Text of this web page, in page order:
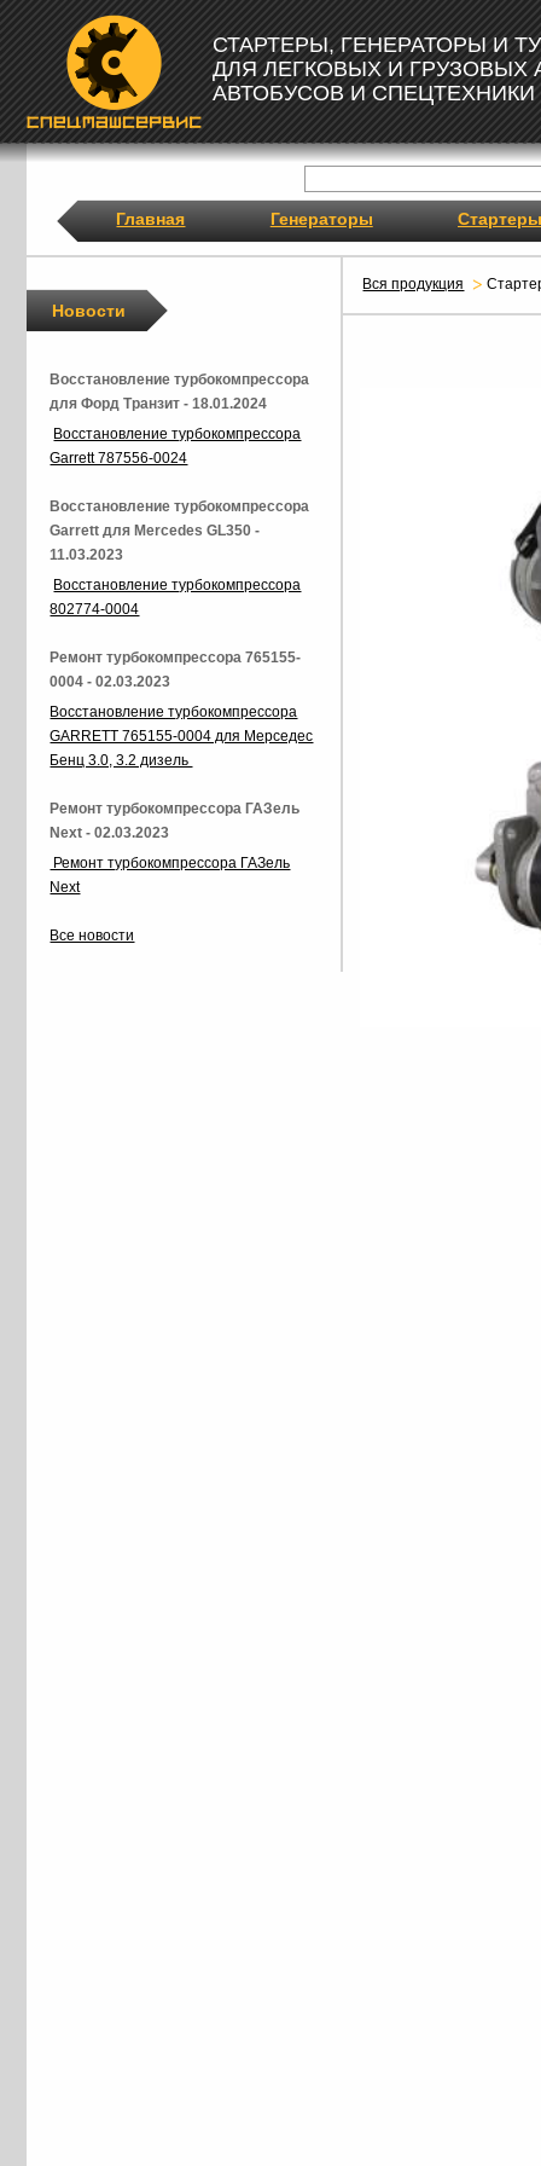
СТАРТЕРЫ, ГЕНЕРАТОРЫ И
ДЛЯ ЛЕГКОВЫХ И ГРУЗОВЫХ
АВТОБУСОВ И СПЕЦТЕХНИКИ
Главная Генераторы Стартеры
Вся продукция
Новости
Восстановление турбокомпрессора
для Форд Транзит - 18.01.2024
Восстановление турбокомпрессора
Garrett 787556-0024
Восстановление турбокомпрессора
Garrett для Mercedes GL350 -
11.03.2023
Восстановление турбокомпрессора
802774-0004
Ремонт турбокомпрессора 765155-
0004 - 02.03.2023
Восстановление турбокомпрессора
GARRETT 765155-0004 для Мерседес
Бенц 3.0, 3.2 дизель
Ремонт турбокомпрессора ГАЗель
Next - 02.03.2023
Ремонт турбокомпрессора ГАЗель
Next
Все новости